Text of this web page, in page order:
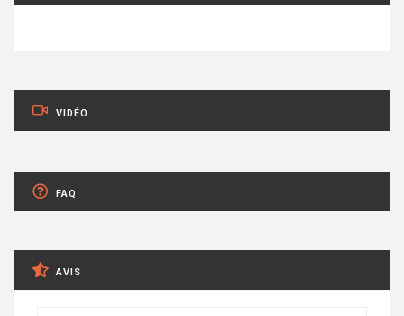
VIDÉO
FAQ
AVIS